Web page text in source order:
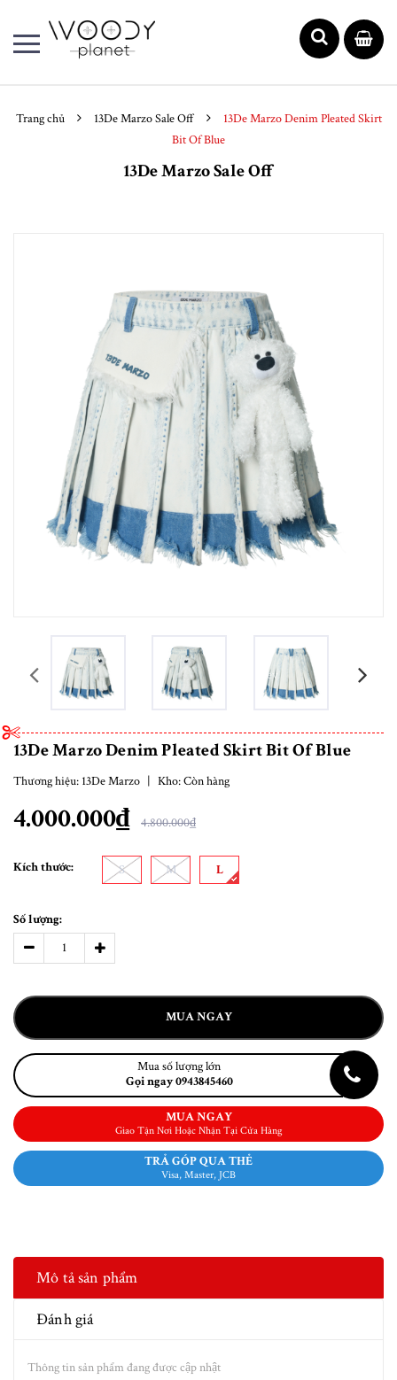
Trang chủ 13De Marzo Sale Off
13De Marzo Denim Pleated Skirt
Bit Of Blue
13De Marzo Sale Off
prev
13De Marzo Denim Pleated Skirt Bit Of Blue
Thương hiệu: 13De Marzo | Kho:Còn hàng
4.000.000₫ 4.800.000₫
Kích thước: S M L
Số lượng:
MUA NGAY
Mua số lượng lớn
Gọi ngay 0943845460
MUA NGAY
Giao Tận Nơi Hoặc Nhận Tại Cửa Hàng
TRẢ GÓP QUA THẺ
Visa, Master, JCB
Mô tả sản phẩm
Đánh giá
Thông tin sản phẩm đang được cập nhật